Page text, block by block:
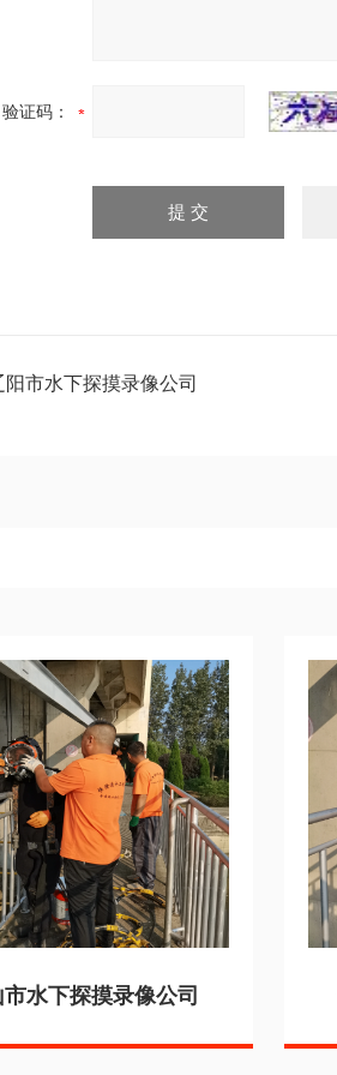
验证码：
阳市水下探摸录像公司
水下探摸录像公司